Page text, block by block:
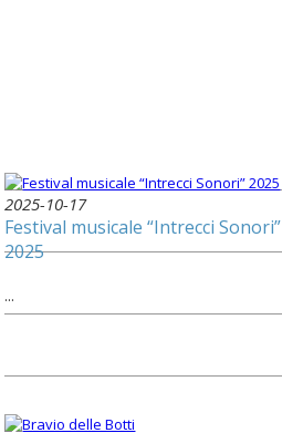
2025-10-17
Festival musicale “Intrecci Sonori”
2025
...